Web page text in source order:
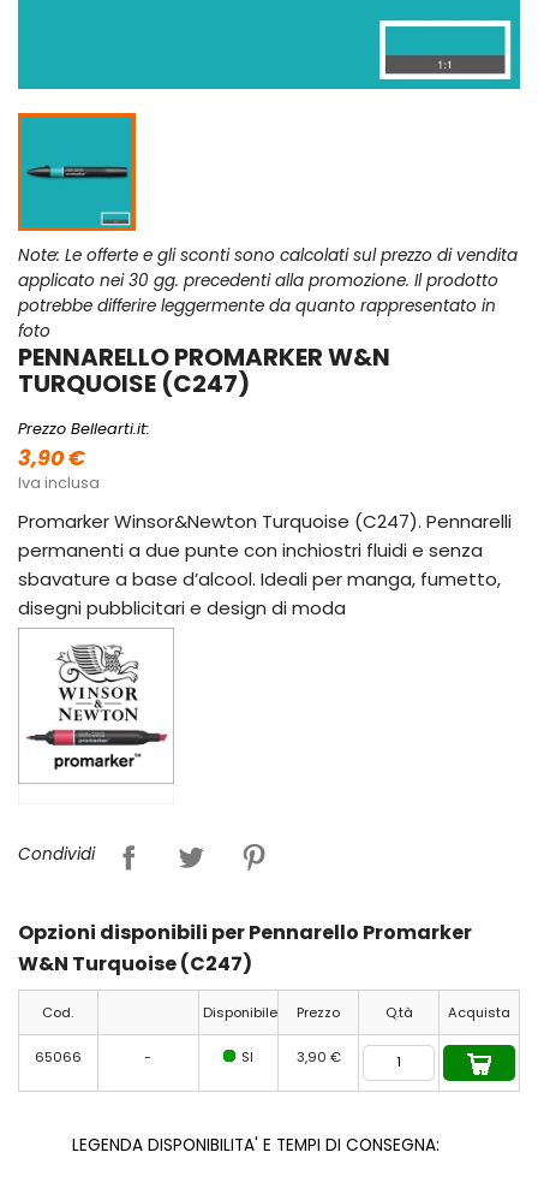
Note: Le offerte e gli sconti sono calcolati sul prezzo di vendita
applicato nei 30 gg. precedenti alla promozione. Il prodotto
potrebbe differire leggermente da quanto rappresentato in
foto
PENNARELLO PROMARKER W&N
TURQUOISE (C247)
Prezzo Bellearti.it:
3,90 €
Iva inclusa
Promarker Winsor&Newton Turquoise (C247). Pennarelli
permanenti a due punte con inchiostri fluidi e senza
sbavature a base d’alcool. Ideali per manga, fumetto,
disegni pubblicitari e design di moda
Condividi
Opzioni disponibili per Pennarello Promarker
W&N Turquoise (C247)
Cod. Disponibile Prezzo Q.tà Acquista
65066 - SI 3,90 €
LEGENDA DISPONIBILITA' E TEMPI DI CONSEGNA: